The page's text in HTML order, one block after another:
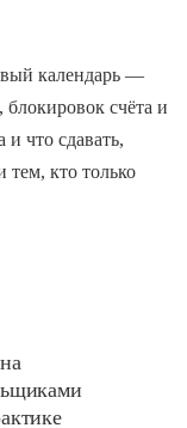
календарь —
счёта и
что сдавать,
тем, кто только